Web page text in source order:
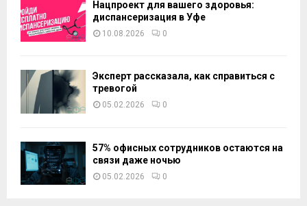
Нацпроект для вашего здоровья:
диспансеризация в Уфе
10.08.2026 0
Эксперт рассказала, как справиться с
тревогой
05.02.2026 0
57% офисных сотрудников остаются на
связи даже ночью
05.02.2026 0